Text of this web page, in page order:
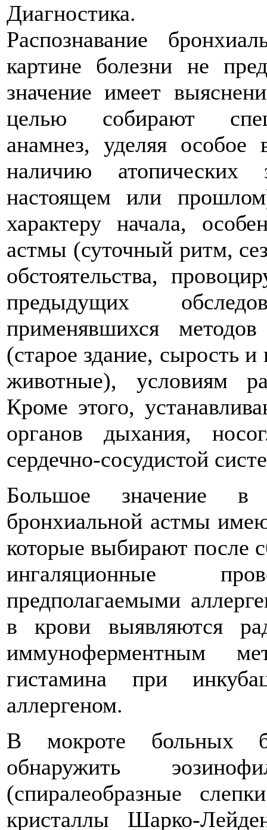
Диагностика.
Распознавание
картине болезни не
значение имеет
целью собирают
анамнез, уделяя особое
наличию
настоящем или
характеру начала,
астмы (суточный ритм,
обстоятельства,
предыдущих
применявшихся
(старое здание, сырость
животные), условиям
Кроме этого,
органов дыхания,
сердечно-сосудистой
Большое значение в
бронхиальной астмы
которые выбирают после
ингаляционные
предполагаемыми
в крови выявляются
иммуноферментным
гистамина при
аллергеном.
В мокроте больных
обнаружить
(спиралеобразные
кристаллы Шарко-